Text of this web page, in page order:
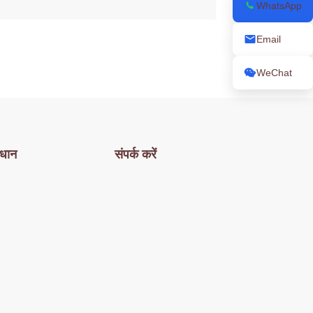
संपर्क करें
WhatsApp
Email
WeChat